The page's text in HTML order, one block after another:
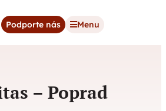
Podporte nás Menu
– Poprad